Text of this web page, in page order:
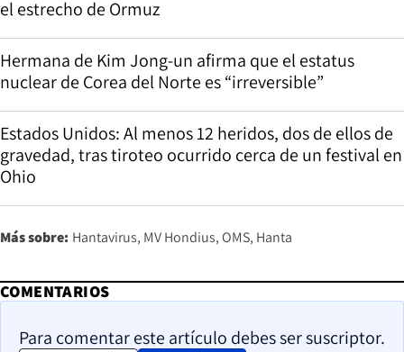
el estrecho de Ormuz
Hermana de Kim Jong-un afirma que el estatus
nuclear de Corea del Norte es “irreversible”
Estados Unidos: Al menos 12 heridos, dos de ellos de
gravedad, tras tiroteo ocurrido cerca de un festival en
Ohio
Más sobre: Hantavirus MV Hondius OMS Hanta
COMENTARIOS
Para comentar este artículo debes ser suscriptor.